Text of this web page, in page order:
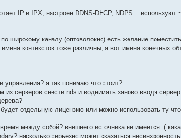
IP и IPX, настроен DDNS-DHCP, NDPS...
широкому каналу (оптоволокно) есть желание
контекстов тоже различны, а вот имена конечных
управления? я так понимаю что стоит?
серверов снести nds и воднимать заново вводя
отдельную лицензию или можно использовать ту
между собой? внешнего источника не имеется :(
насколько серьезно может сказаться